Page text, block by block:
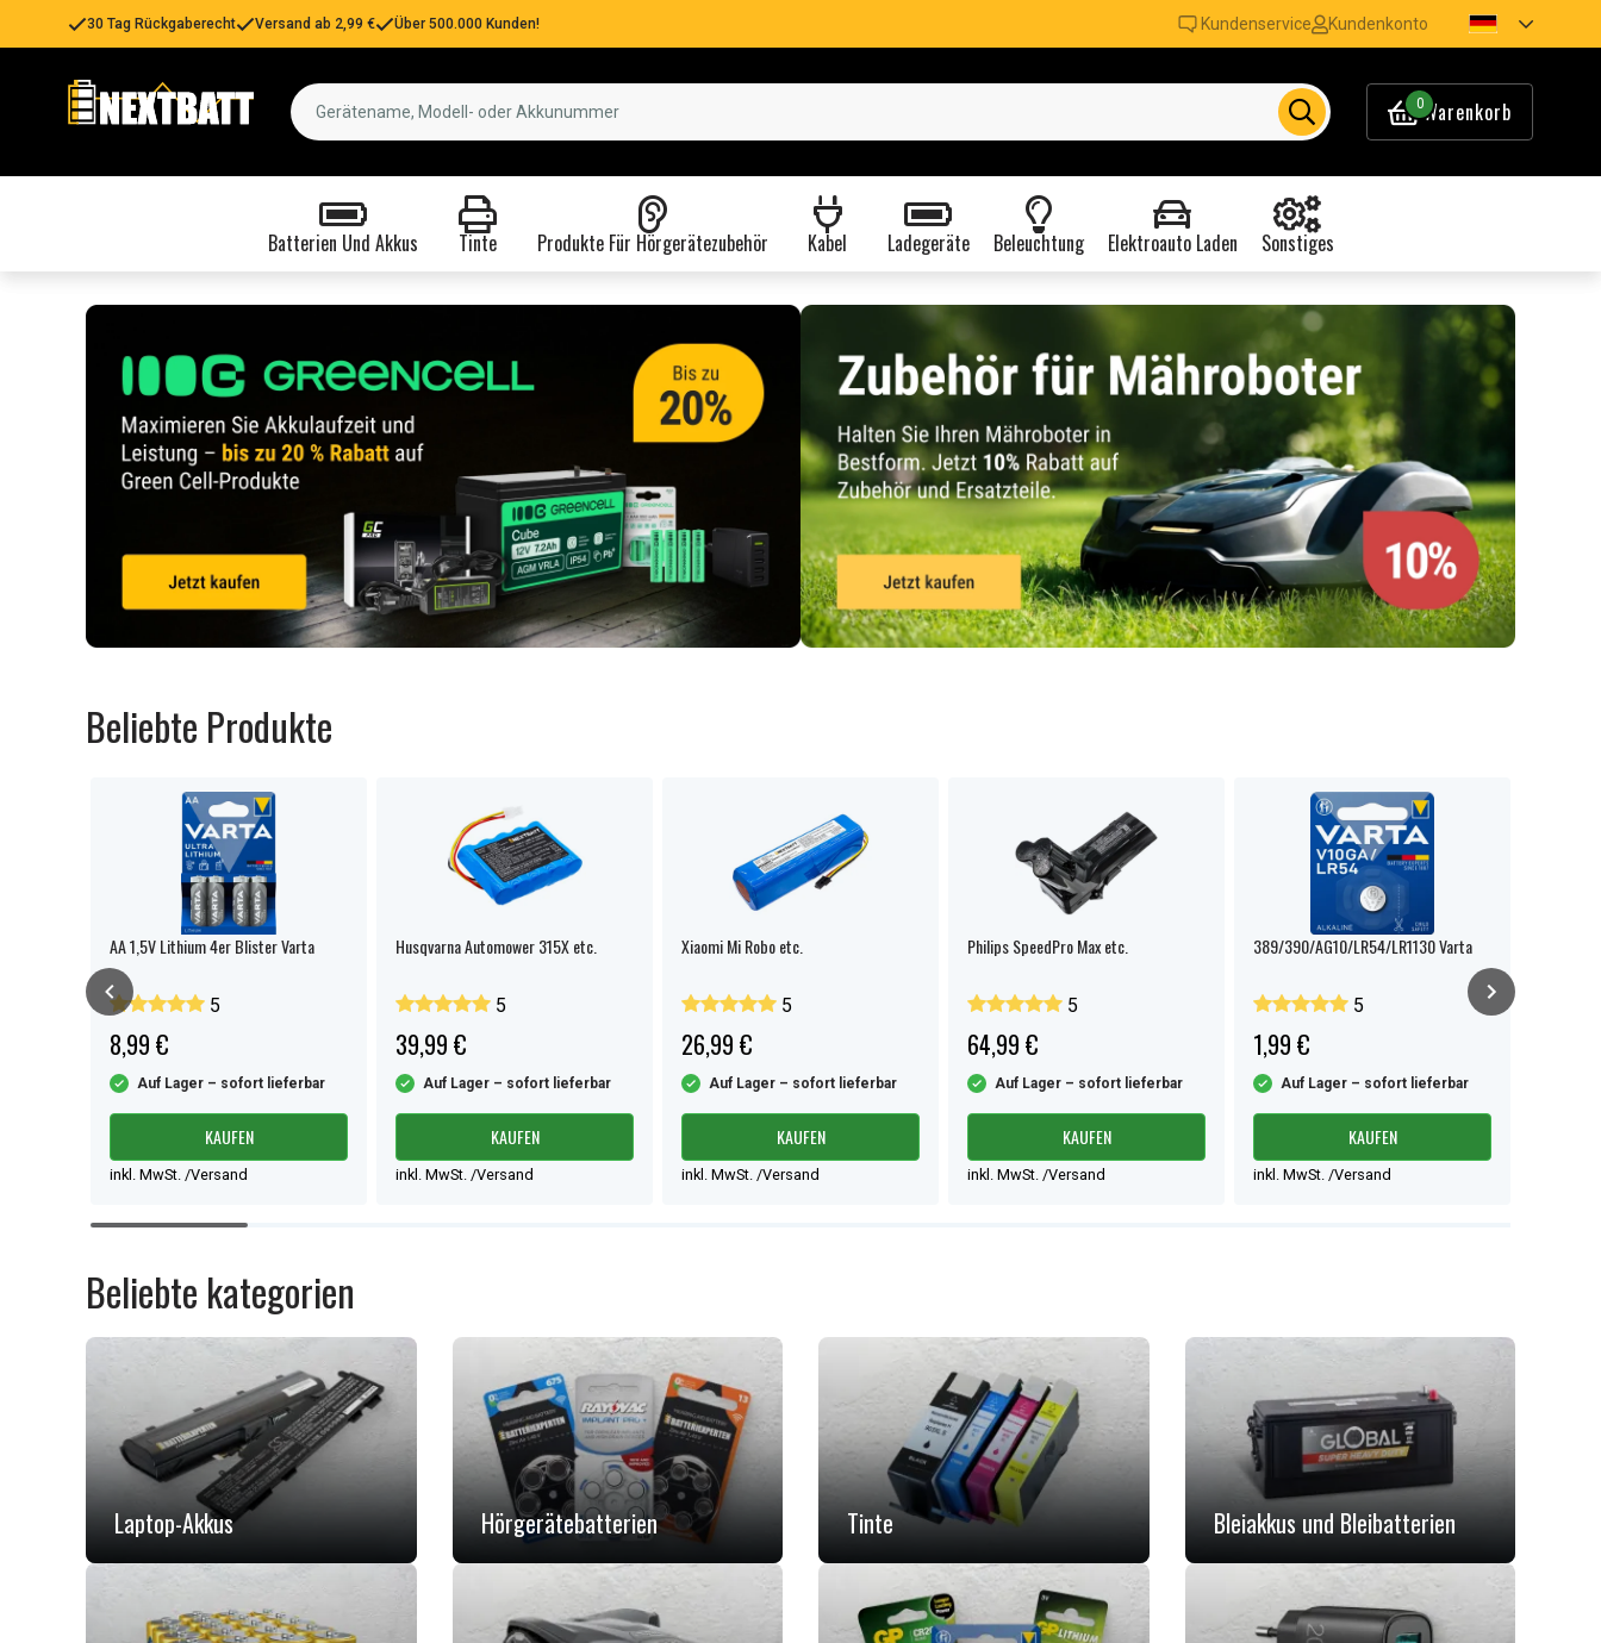
30 Tag Rückgaberecht Versand ab 2,99 € Über 500.000 Kunden! Kundenservice Kundenkonto
0Warenkorb
Batterien Und Akkus Tinte Produkte Für Hörgerätezubehör Kabel Ladegeräte Beleuchtung Elektroauto Laden Sonstiges
Beliebte Produkte
AA 1,5V Lithium 4er Blister Varta
5
8,99 €
Auf Lager – sofort lieferbar
KAUFEN
inkl. MwSt. /Versand
Husqvarna Automower 315X etc.
5
39,99 €
Auf Lager – sofort lieferbar
KAUFEN
inkl. MwSt. /Versand
Xiaomi Mi Robo etc.
5
26,99 €
Auf Lager – sofort lieferbar
KAUFEN
inkl. MwSt. /Versand
Philips SpeedPro Max etc.
5
64,99 €
Auf Lager – sofort lieferbar
KAUFEN
inkl. MwSt. /Versand
389/390/AG10/LR54/LR1130 Varta
5
1,99 €
Auf Lager – sofort lieferbar
KAUFEN
inkl. MwSt. /Versand
Item
of
9
Beliebte kategorien
Laptop-Akkus Hörgerätebatterien Tinte Bleiakkus und Bleibatterien